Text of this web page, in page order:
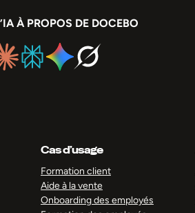
À PROPOS DE DOCEBO
Cas d’usage
Formation client
Aide à la vente
Onboarding des employés